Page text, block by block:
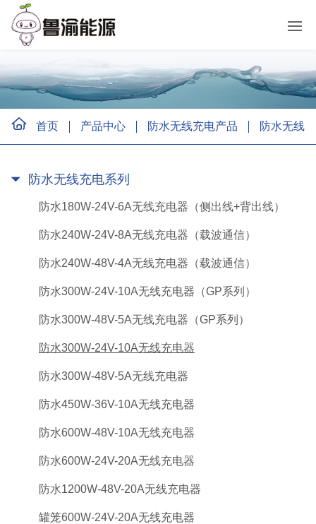
首页 产品中心 防水无线充电产品 防水无线
防水无线充电系列
防水180W-24V-6A无线充电器（侧出线+背出线）
防水240W-24V-8A无线充电器（载波通信）
防水240W-48V-4A无线充电器（载波通信）
防水300W-24V-10A无线充电器（GP系列）
防水300W-48V-5A无线充电器（GP系列）
防水300W-24V-10A无线充电器
防水300W-48V-5A无线充电器
防水450W-36V-10A无线充电器
防水600W-48V-10A无线充电器
防水600W-24V-20A无线充电器
防水1200W-48V-20A无线充电器
罐笼600W-24V-20A无线充电器